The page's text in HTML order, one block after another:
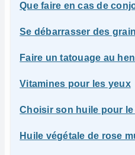
Que faire en cas de
Se débarrasser des
Faire un tatouage au
Vitamines pour les yeux
Choisir son huile pour
Huile végétale de rose